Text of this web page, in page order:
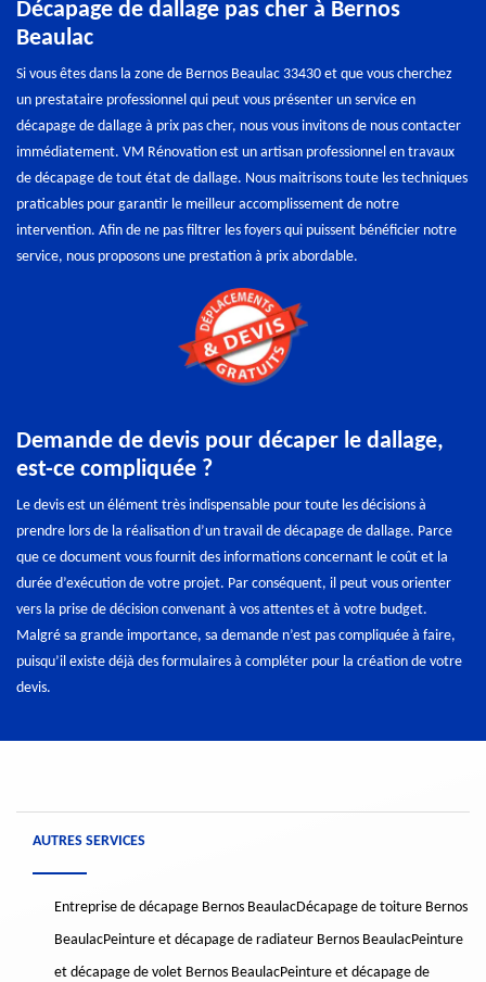
Décapage de dallage pas cher à Bernos
Beaulac
Si vous êtes dans la zone de Bernos Beaulac 33430 et que vous cherchez
un prestataire professionnel qui peut vous présenter un service en
décapage de dallage à prix pas cher, nous vous invitons de nous contacter
immédiatement. VM Rénovation est un artisan professionnel en travaux
de décapage de tout état de dallage. Nous maitrisons toute les techniques
praticables pour garantir le meilleur accomplissement de notre
intervention. Afin de ne pas filtrer les foyers qui puissent bénéficier notre
service, nous proposons une prestation à prix abordable.
Demande de devis pour décaper le dallage,
est-ce compliquée ?
Le devis est un élément très indispensable pour toute les décisions à
prendre lors de la réalisation d’un travail de décapage de dallage. Parce
que ce document vous fournit des informations concernant le coût et la
durée d’exécution de votre projet. Par conséquent, il peut vous orienter
vers la prise de décision convenant à vos attentes et à votre budget.
Malgré sa grande importance, sa demande n’est pas compliquée à faire,
puisqu’il existe déjà des formulaires à compléter pour la création de votre
devis.
AUTRES SERVICES
Entreprise de décapage Bernos BeaulacDécapage de toiture Bernos
BeaulacPeinture et décapage de radiateur Bernos BeaulacPeinture
et décapage de volet Bernos BeaulacPeinture et décapage de